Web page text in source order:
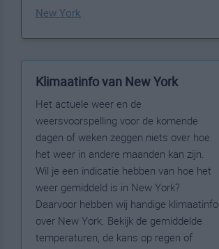
New York
Klimaatinfo van New York
Het actuele weer en de
weersvoorspelling voor de komende
dagen of weken zeggen niets over hoe
het weer in andere maanden kan zijn.
Wil je een indicatie hebben van hoe het
weer gemiddeld is in New York?
Daarvoor hebben wij handige klimaatinfo
over New York. Bekijk de gemiddelde
temperaturen, de kans op regen of